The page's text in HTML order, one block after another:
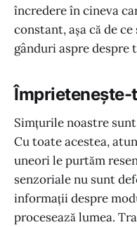
încredere în cineva
constant, așa că de
gânduri aspre despre
Simțurile noastre
Cu toate acestea,
uneori le purtăm
senzoriale nu sunt
informații despre
procesează lumea.